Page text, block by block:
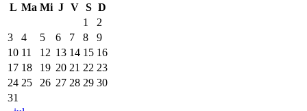
L Ma Mi J V S D
1
2
3
4 5 6 7 8
9
10 11 12 13 14 15 16
17 18 19 20 21 22 23
24 25 26 27 28 29 30
31